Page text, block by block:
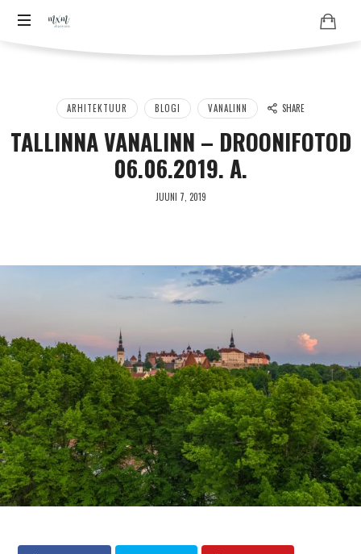
Aero
ja
droonifotod
Aero
droonifotod
droonilt,
müük
ARHITEKTUUR BLOGI VANALINN SHARE
TALLINNA VANALINN – DROONIFOTOD
06.06.2019. A.
JUUNI 7, 2019